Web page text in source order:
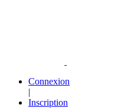
Connexion
|
Inscription